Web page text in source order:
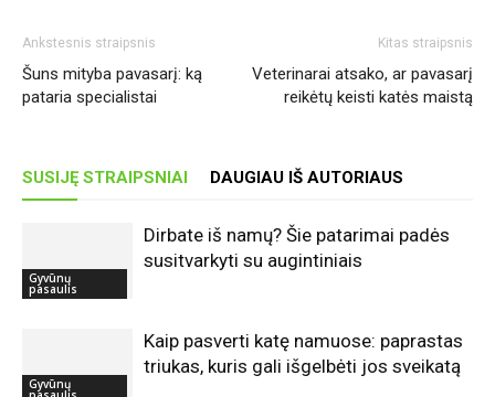
Ankstesnis straipsnis
Šuns mityba pavasarį: ką
pataria specialistai
Kitas straipsnis
Veterinarai atsako, ar pavasarį
reikėtų keisti katės maistą
SUSIJĘ STRAIPSNIAI DAUGIAU IŠ AUTORIAUS
Gyvūnų
pasaulis
Dirbate iš namų? Šie patarimai padės
susitvarkyti su augintiniais
Gyvūnų
Kaip pasverti katę namuose: paprastas
triukas, kuris gali išgelbėti jos sveikatą